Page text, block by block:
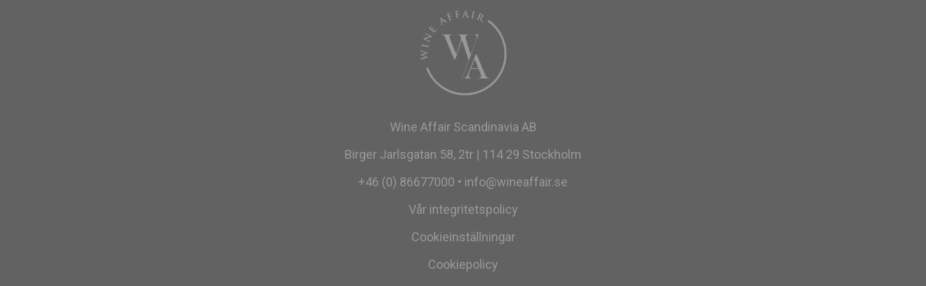
Wine Affair Scandinavia AB
Birger Jarlsgatan 58, 2tr | 114 29 Stockholm
+46 (0) 86677000 • info@wineaffair.se
Vår integritetspolicy
Cookieinställningar
Cookiepolicy